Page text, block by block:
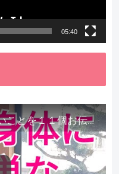
05:40
今年最後に来年気をつけたいことを１１個お伝えします。